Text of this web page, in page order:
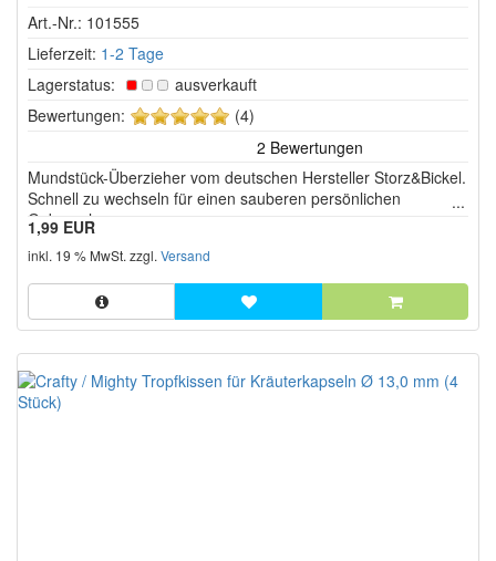
Art.-Nr.: 101555
Lieferzeit: 1-2 Tage
Lagerstatus:
ausverkauft
Bewertungen:
5
Sternen!
(4)
Mundstück-Überzieher vom deutschen Hersteller Storz&Bickel.
Schnell zu wechseln für einen sauberen persönlichen
Gebrauch.
1,99 EUR
inkl. 19 % MwSt. zzgl. Versand